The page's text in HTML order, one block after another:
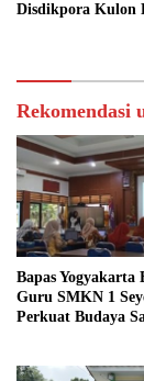
Disdikpora Kulon
Rekomendasi
Bapas Yogyakarta
Guru SMKN 1
Perkuat Budaya